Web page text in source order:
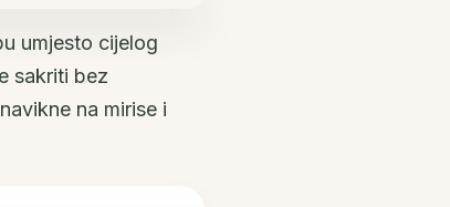
umjesto cijelog
sakriti bez
na mirise i